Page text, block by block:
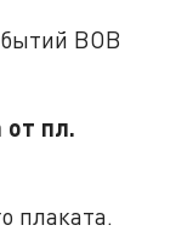
ВОВ
от пл.
плаката.